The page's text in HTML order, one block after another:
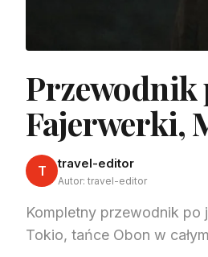
Przewodnik
Fajerwerki,
T travel-editor
Autor: travel-editor
Kompletny przewodnik po
Tokio, tańce Obon w